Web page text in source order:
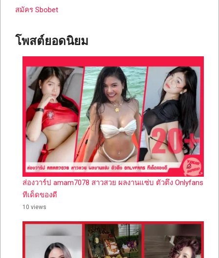
สมัคร Sbobet
โพสต์ยอดนิยม
ส่องวาร์ป amam7078 สาวสวย ผลงานแซ่บ ตัวตึง Onlyfans
ทีเด็ดของดี
10 views